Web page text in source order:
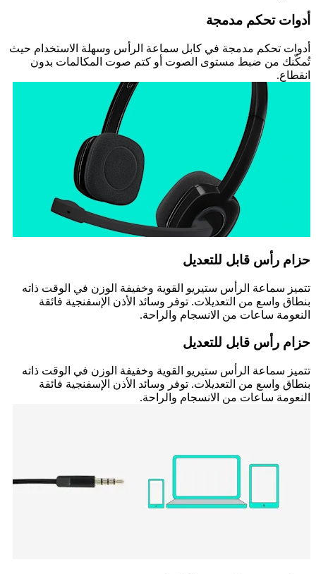
أدوات تحكم مدمجة
أدوات تحكم مدمجة في كابل سماعة الرأس وسهلة الاستخدام حيث
تُمكّنك من ضبط مستوى الصوت أو كتم صوت المكالمات بدون
انقطاع.
حزام رأس قابل للتعديل
تتميز سماعة الرأس ستيريو القوية وخفيفة الوزن في الوقت ذاته
بنطاق واسع من التعديلات. توفر وسائد الأذن الإسفنجية فائقة
النعومة ساعات من الانسجام والراحة.
حزام رأس قابل للتعديل
تتميز سماعة الرأس ستيريو القوية وخفيفة الوزن في الوقت ذاته
بنطاق واسع من التعديلات. توفر وسائد الأذن الإسفنجية فائقة
النعومة ساعات من الانسجام والراحة.